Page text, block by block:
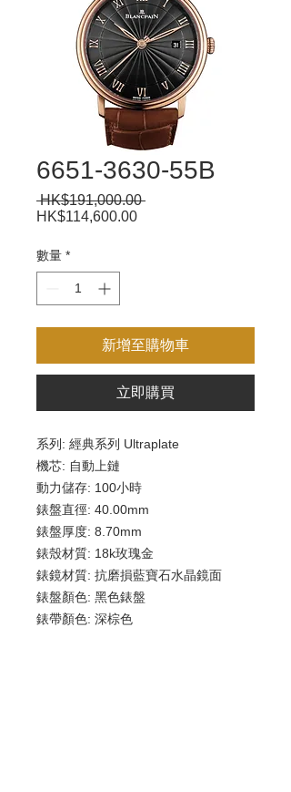
6651-3630-55B
HK$191,000.00 一
HK$114,600.00促
數量 *
新增至購物車
立即購買
系列 : 經典系列 Ultraplate
機芯: 自動上鏈
動力儲存: 100小時
錶盤直徑: 40.00mm
錶盤厚度: 8.70mm
錶殼材質: 18k玫瑰金
錶鏡材質: 抗磨損藍寶石水晶鏡面
錶盤顏色: 黑色錶盤
錶帶顏色: 深棕色